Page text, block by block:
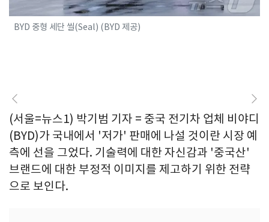
BYD 중형 세단 씰(Seal) (BYD 제공)
(서울=뉴스1) 박기범 기자 = 중국 전기차 업체 비야디
(BYD)가 국내에서 '저가' 판매에 나설 것이란 시장 예
측에 선을 그었다. 기술력에 대한 자신감과 '중국산'
브랜드에 대한 부정적 이미지를 제고하기 위한 전략
으로 보인다.